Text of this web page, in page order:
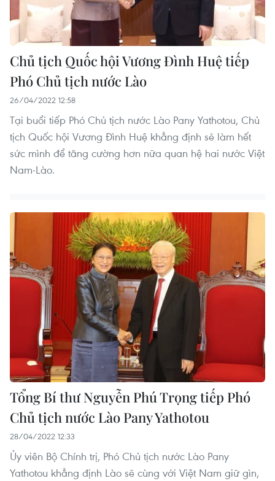
Chủ tịch Quốc hội Vương Đình Huệ tiếp
Phó Chủ tịch nước Lào
26/04/2022 12:58
Tại buổi tiếp Phó Chủ tịch nước Lào Pany Yathotou, Chủ
tịch Quốc hội Vương Đình Huệ khẳng định sẽ làm hết
sức mình để tăng cường hơn nữa quan hệ hai nước Việt
Nam-Lào.
Tổng Bí thư Nguyễn Phú Trọng tiếp Phó
Chủ tịch nước Lào Pany Yathotou
28/04/2022 12:33
Ủy viên Bộ Chính trị, Phó Chủ tịch nước Lào Pany
Yathotou khẳng định Lào sẽ cùng với Việt Nam giữ gìn,